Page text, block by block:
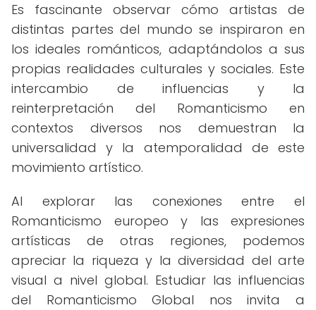
Es fascinante observar cómo artistas de
distintas partes del mundo se inspiraron en
los ideales románticos, adaptándolos a sus
propias realidades culturales y sociales. Este
intercambio de influencias y la
reinterpretación del Romanticismo en
contextos diversos nos demuestran la
universalidad y la atemporalidad de este
movimiento artístico.
Al explorar las conexiones entre el
Romanticismo europeo y las expresiones
artísticas de otras regiones, podemos
apreciar la riqueza y la diversidad del arte
visual a nivel global. Estudiar las influencias
del Romanticismo Global nos invita a